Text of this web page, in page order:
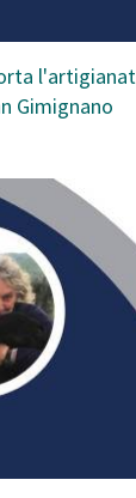
Gimignano